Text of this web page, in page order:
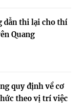
dẫn thi lại cho thí
Quang
quy định về cơ
theo vị trí việc